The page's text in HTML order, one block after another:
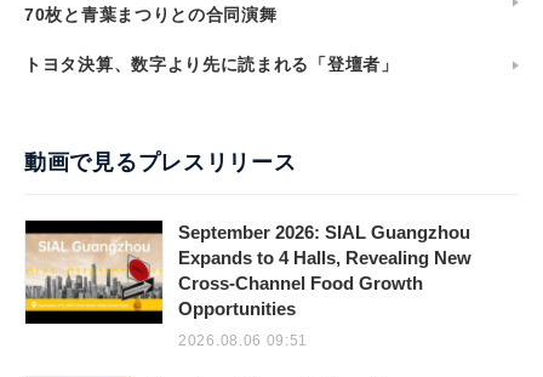
70枚と青葉まつりとの合同演舞
トヨタ決算、数字より先に読まれる「登壇者」
動画で見るプレスリリース
September 2026: SIAL Guangzhou
Expands to 4 Halls, Revealing New
Cross-Channel Food Growth
Opportunities
2026.08.06 09:51